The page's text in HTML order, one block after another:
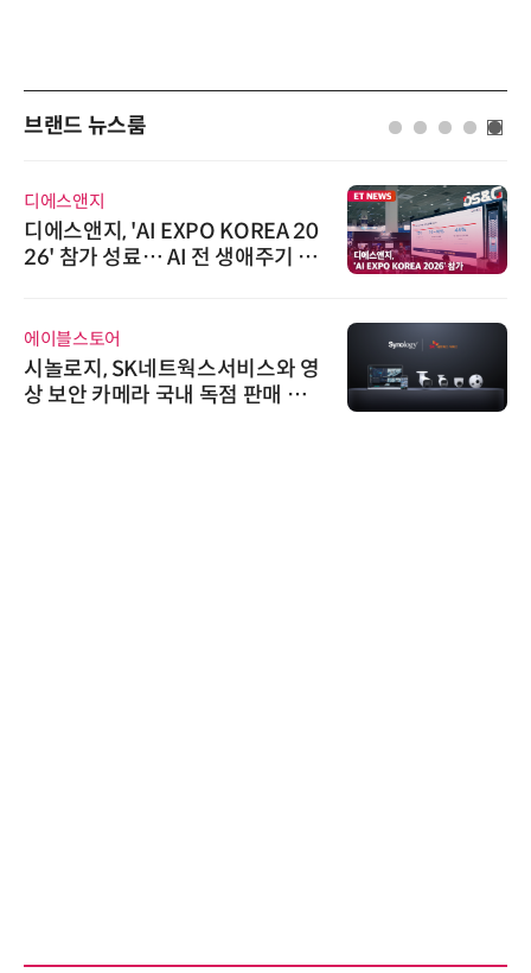
브랜드 뉴스룸
디에스앤지
디에스앤지, 'AI EXPO KOREA 20
26' 참가 성료… AI 전 생애주기 아
에이블스토어
시놀로지, SK네트웍스서비스와 영
상 보안 카메라 국내 독점 판매 파